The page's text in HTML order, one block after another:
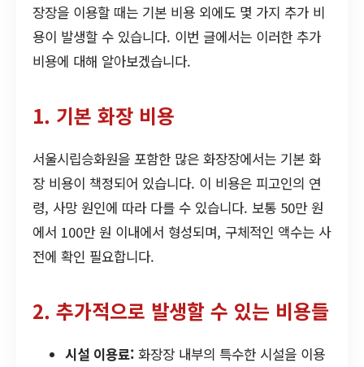
장장을 이용할 때는 기본 비용 외에도 몇 가지 추가 비
용이 발생할 수 있습니다. 이번 글에서는 이러한 추가
비용에 대해 알아보겠습니다.
1. 기본 화장 비용
서울시립승화원을 포함한 많은 화장장에서는 기본 화
장 비용이 책정되어 있습니다. 이 비용은 피고인의 연
령, 사망 원인에 따라 다를 수 있습니다. 보통 50만 원
에서 100만 원 이내에서 형성되며, 구체적인 액수는 사
전에 확인 필요합니다.
2. 추가적으로 발생할 수 있는 비용들
시설 이용료: 화장장 내부의 특수한 시설을 이용